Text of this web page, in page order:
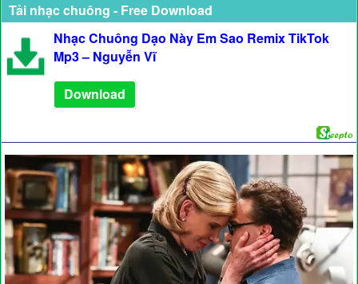
Tải nhạc chuông - Free Download
Nhạc Chuông Dạo Này Em Sao Remix TikTok
Mp3 – Nguyễn Vĩ
Download